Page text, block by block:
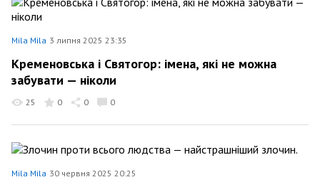
Mila Mila 3 липня 2025 23:35
Кременовська і Святогор: імена, які не можна
забувати — ніколи
25 0 0 0
Mila Mila 30 червня 2025 20:25